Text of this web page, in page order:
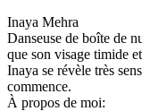
Inaya Mehra
Danseuse de boîte de
que son visage timide
Inaya se révèle très
commence.
À propos de moi: